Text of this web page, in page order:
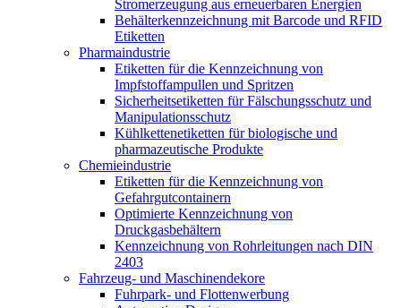
Stromerzeugung aus erneuerbaren Energien
Behälterkennzeichnung mit Barcode und RFID
Etiketten
Pharmaindustrie
Etiketten für die Kennzeichnung von
Impfstoffampullen und Spritzen
Sicherheitsetiketten für Fälschungsschutz und
Manipulationsschutz
Kühlkettenetiketten für biologische und
pharmazeutische Produkte
Chemieindustrie
Etiketten für die Kennzeichnung von
Gefahrgutcontainern
Optimierte Kennzeichnung von
Druckgasbehältern
Kennzeichnung von Rohrleitungen nach DIN
2403
Fahrzeug- und Maschinendekore
Fuhrpark- und Flottenwerbung